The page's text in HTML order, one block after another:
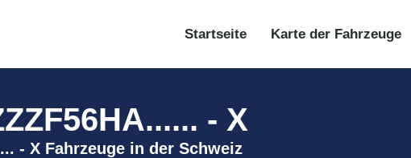
Startseite Karte der Fahrzeuge
- X
- X Fahrzeuge in der Schweiz